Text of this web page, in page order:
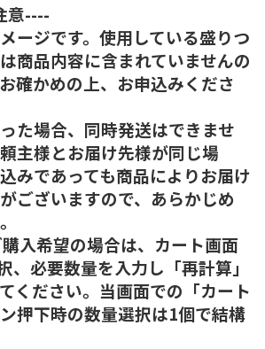
意----
ージです。使用している盛りつ
商品内容に含まれていませんの
確かめの上、お申込みくださ
た場合、同時発送はできませ
主様とお届け先様が同じ場
みであっても商品によりお届け
ございますので、あらかじめ
入希望の場合は、カート画面
、必要数量を入力し「再計算」
ください。当画面での「カート
押下時の数量選択は1個で結構